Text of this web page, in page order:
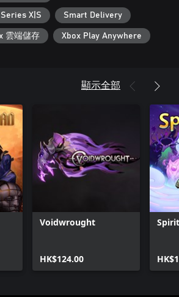
X|S Smart Delivery
雲端儲存 Xbox Play Anywhere
顯示全部
Voidwrought
HK$124.00